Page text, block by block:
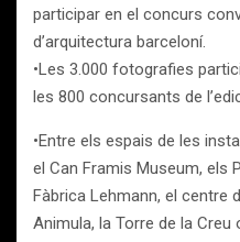
participar en el concurs
d’arquitectura barceloní.
•Les 3.000 fotografies
les 800 concursants de
•Entre els espais de les
el Can Framis Museum, els
Fàbrica Lehmann, el centre
Animula, la Torre de la Creu